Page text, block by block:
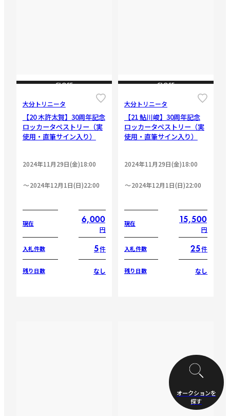
CLOSE
大分トリニータ
【20 木許太賀】30周年記念
ロッカータペストリー（実
使用・直筆サイン入り）
2024年11月29日(金)18:00
2024年12月1日(日)22:00
現在 6,000
円
入札件数 5件
残り日数 なし
CLOSE
大分トリニータ
【21 鮎川峻】30周年記念
ロッカータペストリー（実
使用・直筆サイン入り）
2024年11月29日(金)18:00
2024年12月1日(日)22:00
現在 15,500
円
入札件数 25件
残り日数 なし
オークションを
探す